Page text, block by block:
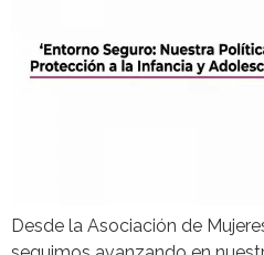
Desde la Asociación de